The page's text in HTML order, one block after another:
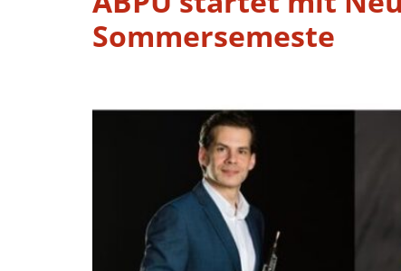
Sommersemeste